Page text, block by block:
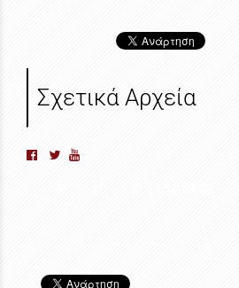
Σχετικά Αρχεία